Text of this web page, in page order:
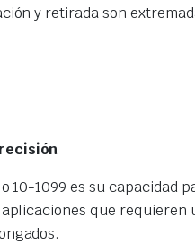
y retirada son
10-1099 es su
que